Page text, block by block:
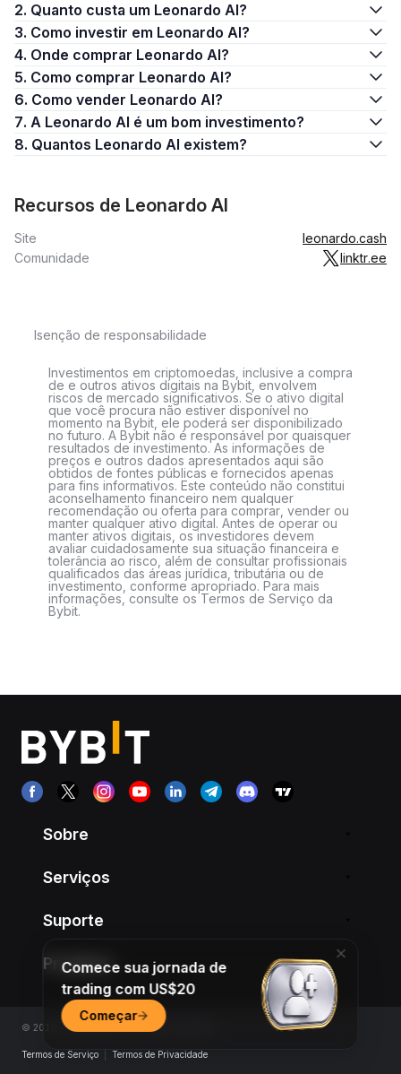
2. Quanto custa um Leonardo AI?
3. Como investir em Leonardo AI?
4. Onde comprar Leonardo AI?
5. Como comprar Leonardo AI?
6. Como vender Leonardo AI?
7. A Leonardo AI é um bom investimento?
8. Quantos Leonardo AI existem?
Recursos de Leonardo AI
Site
leonardo.cash
Comunidade
linktr.ee
Isenção de responsabilidade
Investimentos em criptomoedas, inclusive a compra
de e outros ativos digitais na Bybit, envolvem
riscos de mercado significativos. Se o ativo digital
que você procura não estiver disponível no
momento na Bybit, ele poderá ser disponibilizado
no futuro. A Bybit não é responsável por quaisquer
resultados de investimento. As informações de
preços e outros dados apresentados aqui são
obtidos de fontes públicas e fornecidos apenas
para fins informativos. Este conteúdo não constitui
aconselhamento financeiro nem qualquer
recomendação ou oferta para comprar, vender ou
manter qualquer ativo digital. Antes de operar ou
manter ativos digitais, os investidores devem
avaliar cuidadosamente sua situação financeira e
tolerância ao risco, além de consultar profissionais
qualificados das áreas jurídica, tributária ou de
investimento, conforme apropriado. Para mais
informações, consulte os Termos de Serviço da
Bybit.
Sobre
Serviços
Suporte
Produtos
© 2018-2026 Bybit.com. All rights reserved.
Termos de Serviço Termos de Privacidade
Comece sua jornada de
trading com US$20
Começar